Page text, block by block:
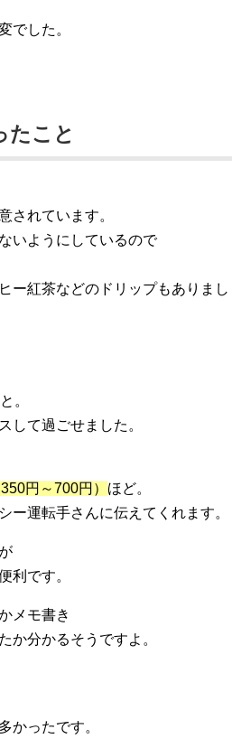
でした。
たこと
されています。
いようにしているので
ー紅茶などのドリップもありまし
。
して過ごせました。
円～700円） ほど。
ー運転手さんに伝えてくれます。
利です。
メモ書き
か分かるそうですよ。
かったです。